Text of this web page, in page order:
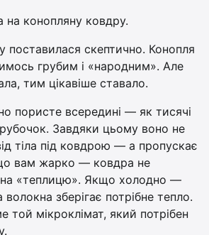
на конопляну ковдру.
поставилася скептично. Конопля
грубим і «народним». Але
тим цікавіше ставало.
пористе всередині — як тисячі
Завдяки цьому воно не
тіла під ковдрою — а пропускає
вам жарко — ковдра не
«теплицю». Якщо холодно —
зберігає потрібне тепло.
той мікроклімат, який потрібен